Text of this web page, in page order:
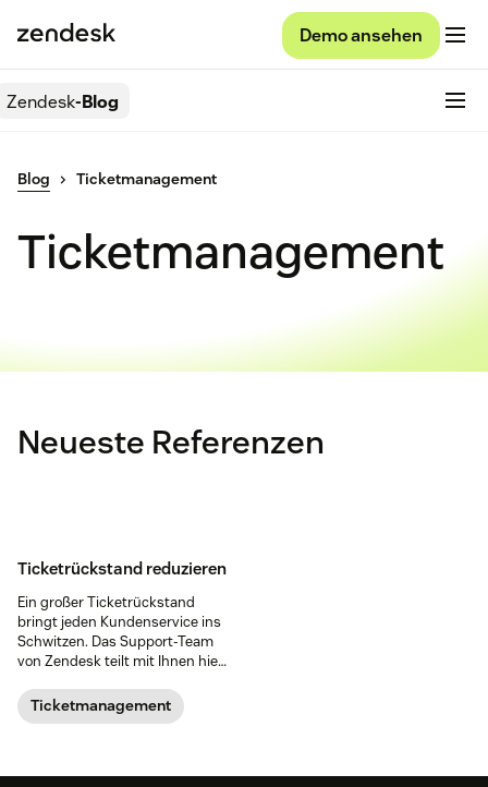
Demo ansehen
Zendesk-Blog
Blog Ticketmanagement
Ticketmanagement
Neueste Referenzen
Ticketrückstand reduzieren
Ein großer Ticketrückstand
bringt jeden Kundenservice ins
Schwitzen. Das Support-Team
von Zendesk teilt mit Ihnen hier
Umgang damit.
Ticketmanagement